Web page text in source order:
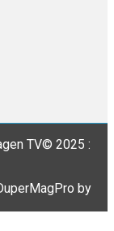
TV© 2025 :
by